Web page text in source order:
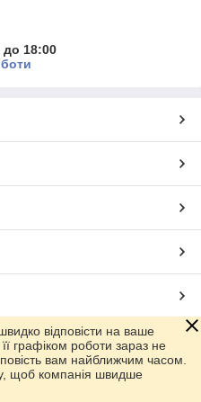
до 18:00
Prom.ua
відповісти на ваше
графіком роботи зараз не
вам найближчим часом.
щоб компанія швидше